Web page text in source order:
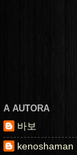
A AUTORA
바보
kenoshaman